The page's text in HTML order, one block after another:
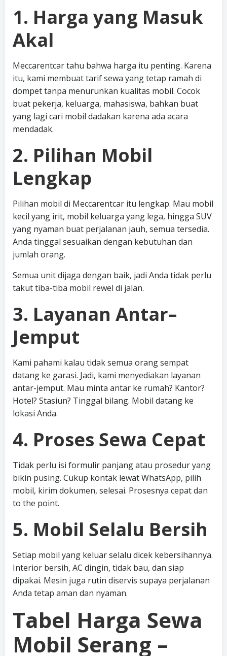
1. Harga yang Masuk
Akal
Meccarentcar tahu bahwa harga itu penting. Karena
itu, kami membuat tarif sewa yang tetap ramah di
dompet tanpa menurunkan kualitas mobil. Cocok
buat pekerja, keluarga, mahasiswa, bahkan buat
yang lagi cari mobil dadakan karena ada acara
mendadak.
2. Pilihan Mobil
Lengkap
Pilihan mobil di Meccarentcar itu lengkap. Mau mobil
kecil yang irit, mobil keluarga yang lega, hingga SUV
yang nyaman buat perjalanan jauh, semua tersedia.
Anda tinggal sesuaikan dengan kebutuhan dan
jumlah orang.
Semua unit dijaga dengan baik, jadi Anda tidak perlu
takut tiba-tiba mobil rewel di jalan.
3. Layanan Antar–
Jemput
Kami pahami kalau tidak semua orang sempat
datang ke garasi. Jadi, kami menyediakan layanan
antar-jemput. Mau minta antar ke rumah? Kantor?
Hotel? Stasiun? Tinggal bilang. Mobil datang ke
lokasi Anda.
4. Proses Sewa Cepat
Tidak perlu isi formulir panjang atau prosedur yang
bikin pusing. Cukup kontak lewat WhatsApp, pilih
mobil, kirim dokumen, selesai. Prosesnya cepat dan
to the point.
5. Mobil Selalu Bersih
Setiap mobil yang keluar selalu dicek kebersihannya.
Interior bersih, AC dingin, tidak bau, dan siap
dipakai. Mesin juga rutin diservis supaya perjalanan
Anda tetap aman dan nyaman.
Tabel Harga Sewa
Mobil Serang –